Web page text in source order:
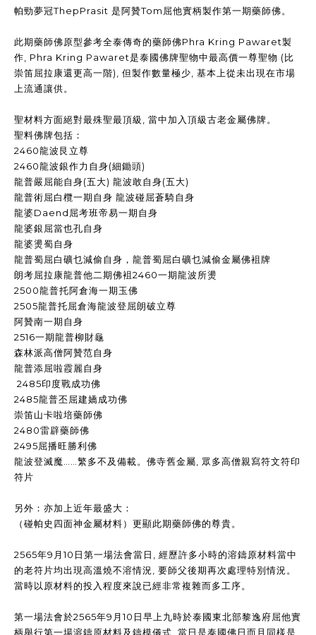
帕勁夢冠ThepPrasit 是阿贊Tom屈他實柄製作第一期藥師佛。
此期藥師佛原型參考全泰傳奇的藥師佛Phra Kring Pawaret製
作, Phra Kring Pawaret是泰國佛牌聖物中最高價一尊聖物 (比
崇笛屈拉康還更高一階), 但製作數量極少, 基本上從未出現在市場
上流通讓供。
聖材料方面絕對最殊聖最頂級, 當中加入頂級古老金屬佛牌。
聖料佛牌包括：
2460龍波艮立尊
2460龍波銀作力自身(細鋤頭)
龍普嚴屈能自身(五大) 龍波敢自身(五大)
龍普術屈白欖一期自身 龍波碰屈蒼騎自身
龍婆Daend屈考班帝易一期自身
龍婆銀屈當也孔自身
龍婆燙蜀自身
龍普蜀屈白礦乜減偷自身，龍普蜀屈白礦乜減偷金屬佛袓牌
朗考屈拉康龍普他二期佛袓2460一期龍波所燙
2500龍普托阿倉海一期玉佛
2505龍普托屈倉海龍波登屈朗破立尊
阿贊南一期自身
2516一期龍普柳財龜
森林派高僧阿贊范自身
龍普添屈啦霞麗自身
2485印度戰成功佛
2485龍普丕屈建嬌成功佛
崇笛山卡啦培藥師佛
2480雷辟藥師佛
2495屈播旺勝利佛
龍波登滅魔……繁多不及備載。佛寺舊金屬, 眾多高僧親寫符文符印
符片
另外：亦加上近年最盛大：
（碰帕史四面神金屬材料）更顯此期藥師佛的尊貴。
2565年9月10日第一場法會當日, 經歷許多小時的溶鑄原材料當中
的老符片均出現高溫燒不溶情況, 要師父後期再次處理特別情況。
當時以原材料的投入程度來說已經非常複雜而多工序。
第一場法會於2565年9月10日早上九時於泰國東北部黎逸府屈他實
柄舉行第一場溶鑄原材料及鑄模儀式, 當日是泰國佛日而且同樣是